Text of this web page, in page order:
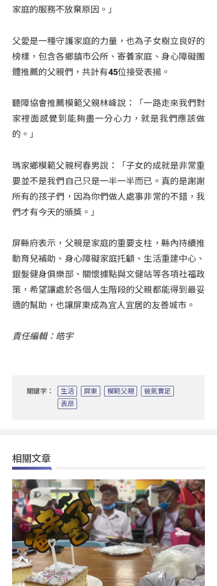
家庭的服務不放棄原因。」
父愛是一種守護家庭的力量，也為子女樹立良好的
榜樣，包含各鄉鎮市公所、寄養家庭、身心障礙團
體推薦的父親們，共計有45位接受表揚。
聽障協會推薦模範父親林峰說：「一路走來我們對
家裡面感覺到能夠盡一分心力，就是我們應該做
的。」
瑪家鄉模範父親柯春男說：「子女的成就是非常重
要並不是我們自己只是一半一半而已。真的是謝謝
所有的孩子們，因為你們做人處事非常的不錯，我
們才有今天的頒獎。」
屏縣府表示，父親是家庭的重要支柱，縣內持續推
動育兒補助、身心障礙家庭托顧、生活重建中心、
銀髮健身俱樂部、關懷據點與文健站等各項社福政
策，希望讓處於各個人生階段的父親都能得到最妥
適的幫助，也讓屏東成為宜人宜居的友善城市。
責任編輯：皓宇
關鍵字： 生活 屏東 模範父親
爸氣實足
表昂
相關文章